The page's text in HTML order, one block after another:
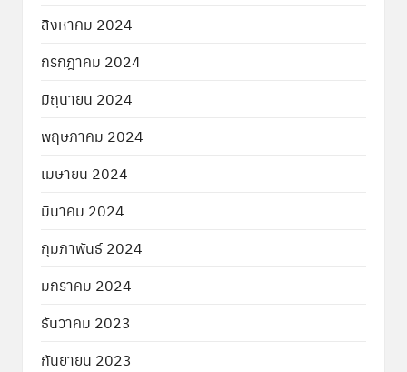
สิงหาคม 2024
กรกฎาคม 2024
มิถุนายน 2024
พฤษภาคม 2024
เมษายน 2024
มีนาคม 2024
กุมภาพันธ์ 2024
มกราคม 2024
ธันวาคม 2023
กันยายน 2023